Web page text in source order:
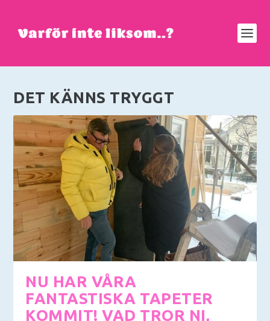
DET KÄNNS TRYGGT
NU HAR VÅRA
FANTASTISKA TAPETER
KOMMIT! VAD TROR NI,